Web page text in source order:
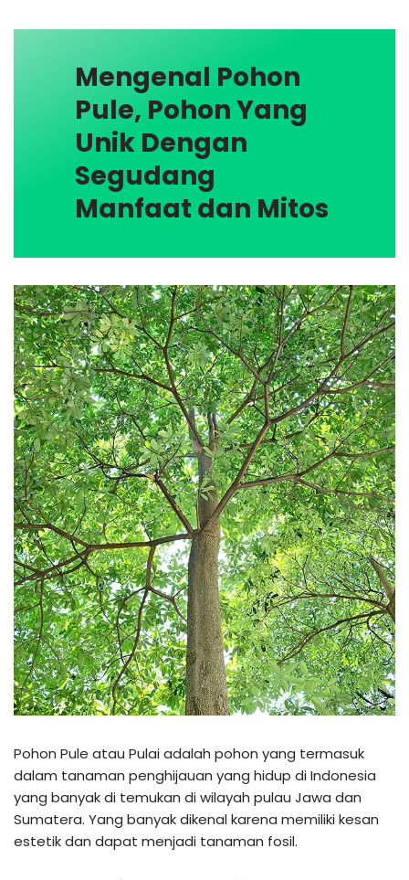
Mengenal Pohon
Pule, Pohon Yang
Unik Dengan
Segudang
Manfaat dan Mitos
Pohon Pule atau Pulai adalah pohon yang termasuk
dalam tanaman penghijauan yang hidup di Indonesia
yang banyak di temukan di wilayah pulau Jawa dan
Sumatera. Yang banyak dikenal karena memiliki kesan
estetik dan dapat menjadi tanaman fosil.